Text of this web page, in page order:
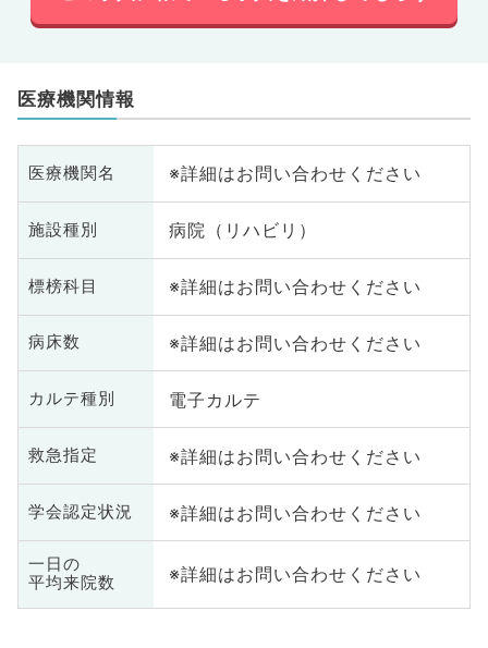
医療機関情報
医療機関名 ※詳細はお問い合わせください
施設種別 病院（リハビリ）
標榜科目 ※詳細はお問い合わせください
病床数 ※詳細はお問い合わせください
カルテ種別 電子カルテ
救急指定 ※詳細はお問い合わせください
学会認定状況 ※詳細はお問い合わせください
一日の
平均来院数
※詳細はお問い合わせください